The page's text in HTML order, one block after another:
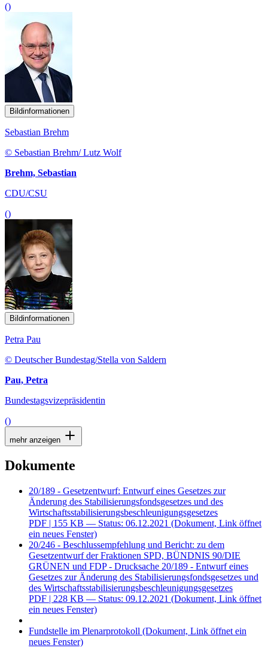
()
Bildinformationen
Sebastian Brehm
© Sebastian Brehm/ Lutz Wolf
Brehm, Sebastian
CDU/CSU
()
Bildinformationen
Petra Pau
© Deutscher Bundestag/Stella von Saldern
Pau, Petra
Bundestagsvizepräsidentin
()
mehr anzeigen
Dokumente
20/189 - Gesetzentwurf: Entwurf eines Gesetzes zur
Änderung des Stabilisierungsfondsgesetzes und des
Wirtschaftsstabilisierungsbeschleunigungsgesetzes
PDF | 155 KB — Status: 06.12.2021 (Dokument, Link öffnet
ein neues Fenster)
20/246 - Beschlussempfehlung und Bericht: zu dem
Gesetzentwurf der Fraktionen SPD, BÜNDNIS 90/DIE
GRÜNEN und FDP - Drucksache 20/189 - Entwurf eines
Gesetzes zur Änderung des Stabilisierungsfondsgesetzes und
des Wirtschaftsstabilisierungsbeschleunigungsgesetzes
PDF | 228 KB — Status: 09.12.2021 (Dokument, Link öffnet
ein neues Fenster)
Fundstelle im Plenarprotokoll (Dokument, Link öffnet ein
neues Fenster)